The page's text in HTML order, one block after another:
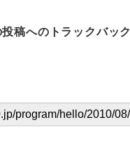
投稿へのトラックバック